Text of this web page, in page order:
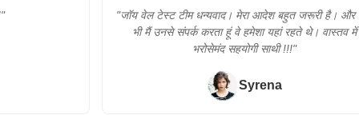
"जॉय वेल टेस्ट टीम धन्यवाद। मेरा आदेश बहुत जरूरी है। और जब
भी मैं उनसे संपर्क करता हूं वे हमेशा यहां रहते थे। वास्तव में
भरोसेमंद सहयोगी साथी !!!"
Syrena